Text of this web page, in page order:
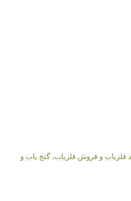
فلزیاب و فروش فلزیاب، گنج یاب و